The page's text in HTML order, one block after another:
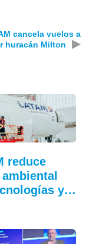
cancela vuelos a
huracán Milton
▶
reduce
y